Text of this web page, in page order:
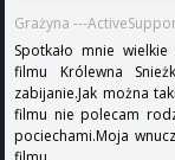
Grażyna ---
Spotkało mnie
filmu Królewna
zabijanie.Jak można
filmu nie polecam
pociechami.Moja